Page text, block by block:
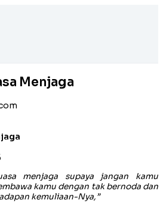
Menjaga
menjaga supaya jangan kamu
kamu dengan tak bernoda dan
kemuliaan-Nya,”